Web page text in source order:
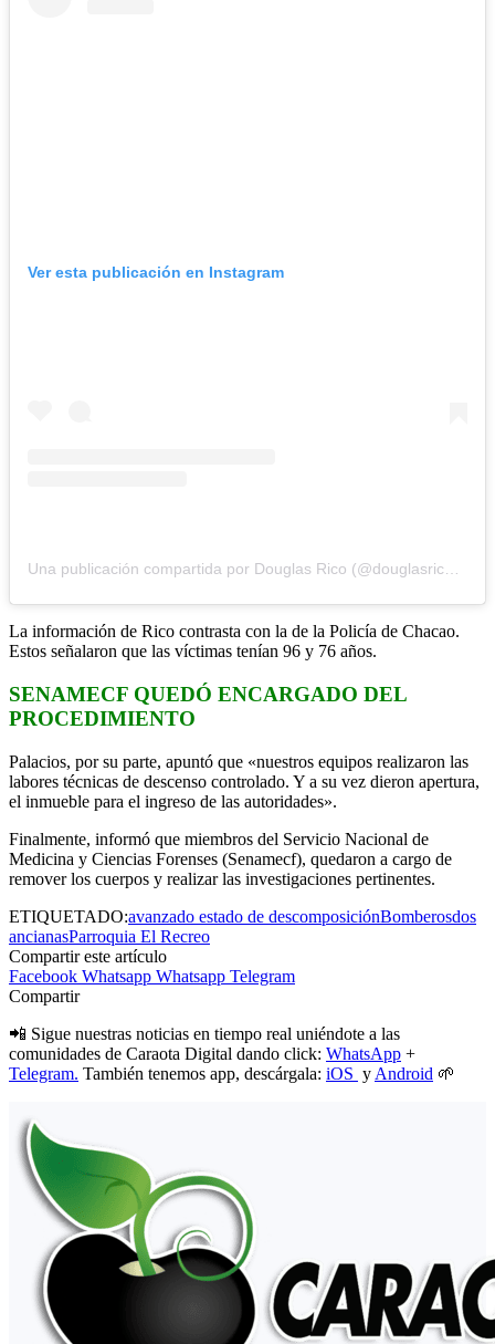
Ver esta publicación en Instagram
Una publicación compartida por Douglas Rico (@douglasricovzla)
La información de Rico contrasta con la de la Policía de Chacao.
Estos señalaron que las víctimas tenían 96 y 76 años.
SENAMECF QUEDÓ ENCARGADO DEL
PROCEDIMIENTO
Palacios, por su parte, apuntó que «nuestros equipos realizaron las
labores técnicas de descenso controlado. Y a su vez dieron apertura,
el inmueble para el ingreso de las autoridades».
Finalmente, informó que miembros del Servicio Nacional de
Medicina y Ciencias Forenses (Senamecf), quedaron a cargo de
remover los cuerpos y realizar las investigaciones pertinentes.
ETIQUETADO:avanzado estado de descomposiciónBomberosdos
ancianasParroquia El Recreo
Compartir este artículo
Facebook Whatsapp Whatsapp Telegram
Compartir
📲 Sigue nuestras noticias en tiempo real uniéndote a las
comunidades de Caraota Digital dando click: WhatsApp +
Telegram. También tenemos app, descárgala: iOS y Android 🌱